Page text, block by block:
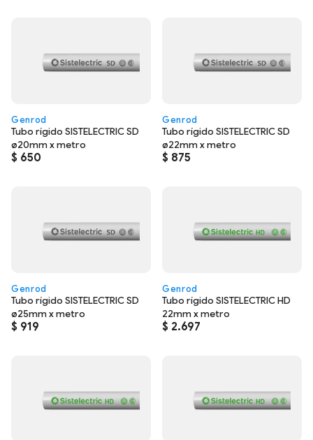
Genrod
Tubo rígido SISTELECTRIC SD
ø20mm x metro
$ 650
Genrod
Tubo rígido SISTELECTRIC SD
ø22mm x metro
$ 875
Genrod
Tubo rígido SISTELECTRIC SD
ø25mm x metro
$ 919
Genrod
Tubo rígido SISTELECTRIC HD
22mm x metro
$ 2.697